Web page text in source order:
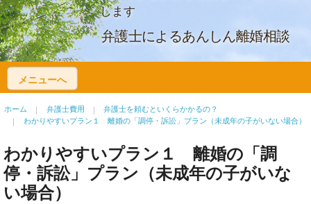
します
弁護士によるあんしん離婚相談
メニューへ
ホーム 弁護士費用
弁護士を頼むといくらかかるの？
わかりやすいプラン１ 離婚の「調停・訴訟」プラン（未成年の子がいない場合）
わかりやすいプラン１ 離婚の「調
停・訴訟」プラン（未成年の子がいな
い場合）